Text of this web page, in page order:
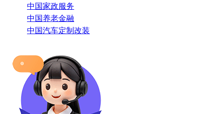
中国家政服务
中国养老金融
中国汽车定制改装